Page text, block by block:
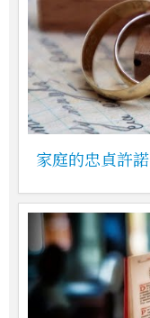
家庭的忠貞許諾